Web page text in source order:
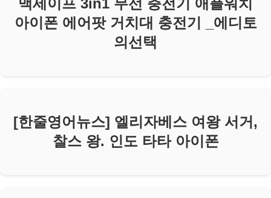
맥세이프 3in1 무선 충전기 애플워치
아이폰 에어팟 거치대 충전기 _에디토
의선택
[한줄영어뉴스] 엘리자베스 여왕 서거,
찰스 왕. 인도 타타 아이폰